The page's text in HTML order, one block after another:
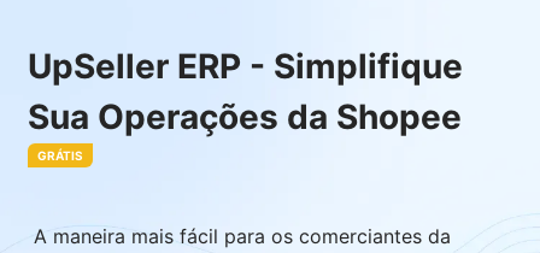
UpSeller ERP - Simplifique
Sua Operações da Shopee
GRÁTIS
A maneira mais fácil para os comerciantes da